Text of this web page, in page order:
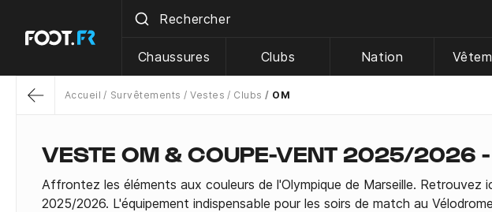
Chaussures Clubs Nation
Accueil Survêtements Vestes Clubs OM
VESTE OM & COUPE-VENT 2025/2026 -
Affrontez les éléments aux couleurs de l'Olympique de Marseille. Retrouvez
2025/2026. L'équipement indispensable pour les soirs de match au